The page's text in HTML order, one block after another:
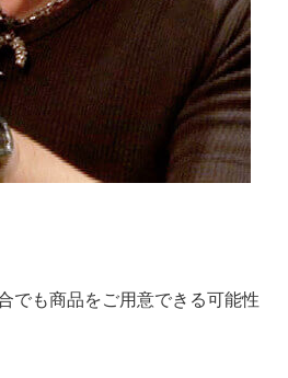
でも商品をご用意できる可能性